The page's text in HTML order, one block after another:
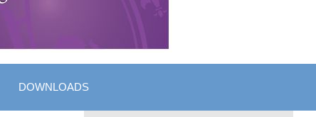
DOWNLOADS